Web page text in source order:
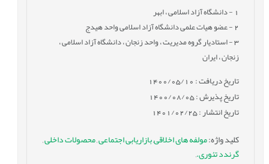
- دانشگاه آزاد اسلامی ، ابهر
2- عضو هیات علمی دانشگاه آزاد اسلامی واحد هیدج
3- استادیار گروه مدیریت ، واحد زنجان ، دانشگاه آزاد اسلامی ،
زنجان ، ایران
تاریخ دریافت : 1400/05/10
تاریخ پذیرش : 1400/08/05
تاریخ انتشار : 1401/02/25
کلید واژه:مولفه های اخلاقی,بازاریابی اجتماعی,محصولات داخلی,
گرندد تئوری.,